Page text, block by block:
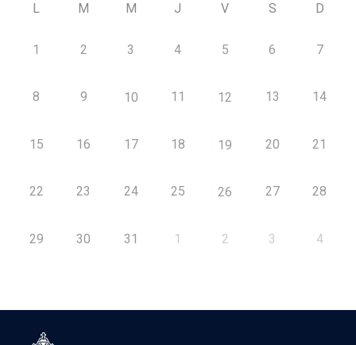
L M M J V S D
1 2 3 4 5 6 7
8 9 10 11 12 13 14
15 16 17 18 19 20 21
22 23 24 25 26 27 28
29 30 31 1 2 3 4